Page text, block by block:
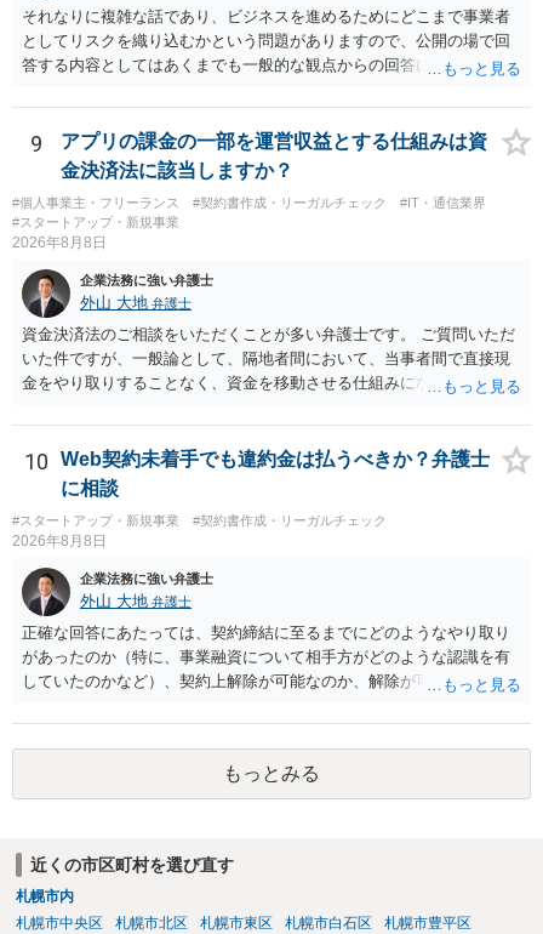
の作家の例は、許諾を得ている、権利が消滅している、侵害に当たら
ない、又は単に権利行使されていないなど、様々な可能性がありま
す。他人が販売していることだけでは、適法とは判断できません。
それなりに複雑な話であり、ビジネスを進めるためにどこまで事業者
としてリスクを織り込むかという問題がありますので、公開の場で回
答する内容としてはあくまでも一般的な観点からの回答になります
授業・言語コーチング」と明確に位置付け、サーフィンや農業体験、
工場見学等のアクティビティは、旅行商品ではなく授業に付随した無
償の交流・学習機会として整理すること。 ・宿泊・交通・レンタカー
等の契約主体および支払は常にクライアント本人と事業者の間で完結
させ、日本語講師は予約手続や支払の代理・媒介・取次・窓口を担わ
ないこと。 ・利用規約・免責条項では、①講師は旅行業者ではなく運
の移動・アクティビティ参加は自己の判断と責任によること、③講師
の故意・重大な過失を除く範囲で事故等についての責任を限定するこ
とを明示すること。 この辺りは意識して書類等を作成された方がよろ
しいかと思います。 公開の場で個別具体的な内容に従って回答するの
にも限界がありますので、資料などを持参の上、弁護士の相談される
9
アプリの課金の一部を運営収益とする仕組みは資
金決済法に該当しますか？
#個人事業主・フリーランス #契約書作成・リーガルチェック
#IT・通信業界
#スタートアップ・新規事業
2026年8月8日
企業法務に強い弁護士
外山 大地 弁護士
資金決済法のご相談をいただくことが多い弁護士です。 ご質問いただ
いた件ですが、一般論として、隔地者間において、当事者間で直接現
金をやり取りすることなく、資金を移動させる仕組みになりますの
も、為替取引に該当し得る場合であっても、いわゆる収納代行とし
て、資金移動業の規制の対象外となる余地があります。 この点につい
ては、単に「利用者から資金を受け取り、寄付団体に送金する」とい
う資金の流れだけで判断することはできず、アプリの仕組みが利用者
と寄付団体をつなぐプラットフォームとしてどのように位置付けられ
るのか、利用者からの支払がどのような性質のものなのか、寄付の意
思決定や寄付のタイミングがどのように設定されているのかなど、具
体的なサービスの座組を踏まえて検討する必要があります。 そのた
め、現在検討されているアプリについて、資金移動業に該当する可能
性があるか、また、該当する場合にどのようなサービス設計にすれば
資金移動業に該当しない形（収納代行など）で運用できるかについて
は、具体的なサービスの仕組みを確認した上で、個別に弁護士へご相
談いただくことをお勧めいたします。
10
Web契約未着手でも違約金は払うべきか？弁護士
に相談
#スタートアップ・新規事業 #契約書作成・リーガルチェック
2026年8月8日
企業法務に強い弁護士
外山 大地 弁護士
正確な回答にあたっては、契約締結に至るまでにどのようなやり取り
があったのか（特に、事業融資について相手方がどのような認識を有
していたのかなど）、契約上解除が可能なのか、解除が可能であると
的な経緯を踏まえて精査する必要がございます。 そのため、事情をお
伺いした上での検討が必要となりますので、個別に弁護士へのご相談
をご検討いただければと存じます。もっとみる
近くの市区町村を選び直す
札幌市内
札幌市中央区
札幌市北区 札幌市東区 札幌市白石区
札幌市豊平区